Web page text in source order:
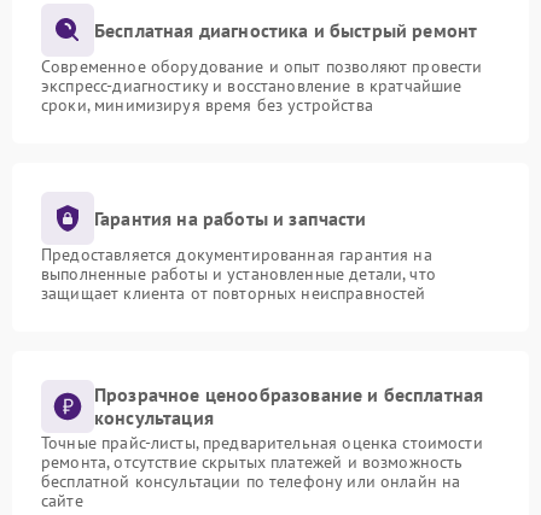
Бесплатная диагностика и быстрый ремонт
Современное оборудование и опыт позволяют провести
экспресс-диагностику и восстановление в кратчайшие
сроки, минимизируя время без устройства
Гарантия на работы и запчасти
Предоставляется документированная гарантия на
выполненные работы и установленные детали, что
защищает клиента от повторных неисправностей
Прозрачное ценообразование и бесплатная
консультация
Точные прайс-листы, предварительная оценка стоимости
ремонта, отсутствие скрытых платежей и возможность
бесплатной консультации по телефону или онлайн на
сайте